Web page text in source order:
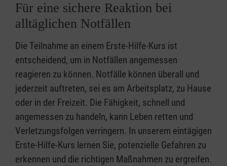
Für eine sichere Reaktion bei
alltäglichen Notfällen
Die Teilnahme an einem Erste-Hilfe-Kurs ist
entscheidend, um in Notfällen angemessen
reagieren zu können. Notfälle können überall und
jederzeit auftreten, sei es am Arbeitsplatz, zu Hause
oder in der Freizeit. Die Fähigkeit, schnell und
angemessen zu handeln, kann Leben retten und
Verletzungsfolgen verringern. In unserem eintägigen
Erste-Hilfe-Kurs lernen Sie, potenzielle Gefahren zu
erkennen und die richtigen Maßnahmen zu ergreifen.